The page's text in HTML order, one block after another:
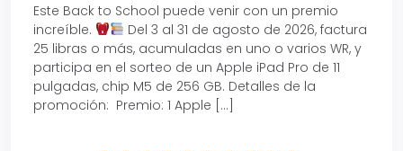
Este Back to School puede venir con un premio
increíble.
Del 3 al 31 de agosto de 2026, factura
25 libras o más, acumuladas en uno o varios WR, y
participa en el sorteo de un Apple iPad Pro de 11
pulgadas, chip M5 de 256 GB. Detalles de la
promoción: Premio: 1 Apple […]